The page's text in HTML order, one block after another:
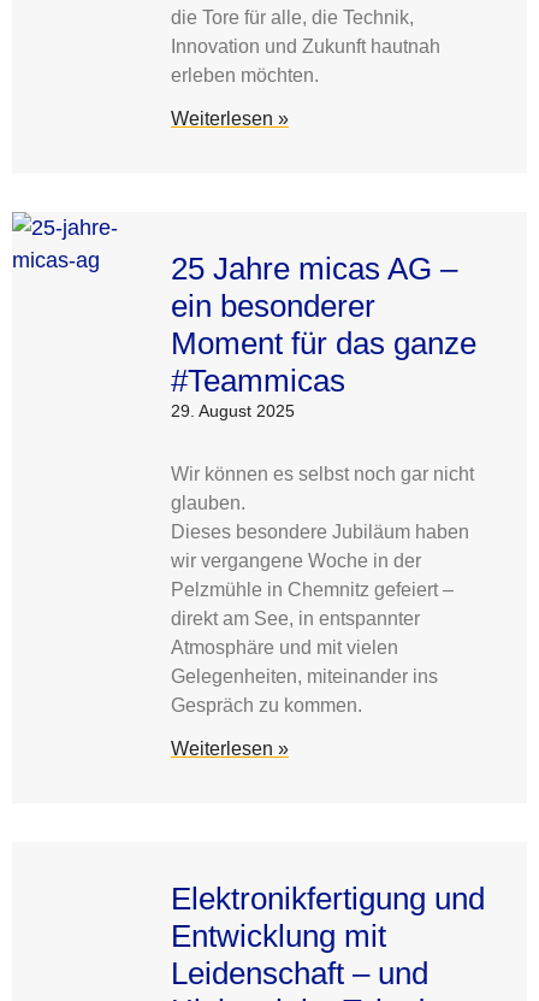
die Tore für alle, die Technik,
Innovation und Zukunft hautnah
erleben möchten.
Weiterlesen »
25 Jahre micas AG –
ein besonderer
Moment für das ganze
#Teammicas
29. August 2025
Wir können es selbst noch gar nicht
glauben.
Dieses besondere Jubiläum haben
wir vergangene Woche in der
Pelzmühle in Chemnitz gefeiert –
direkt am See, in entspannter
Atmosphäre und mit vielen
Gelegenheiten, miteinander ins
Gespräch zu kommen.
Weiterlesen »
Elektronikfertigung und
Entwicklung mit
Leidenschaft – und